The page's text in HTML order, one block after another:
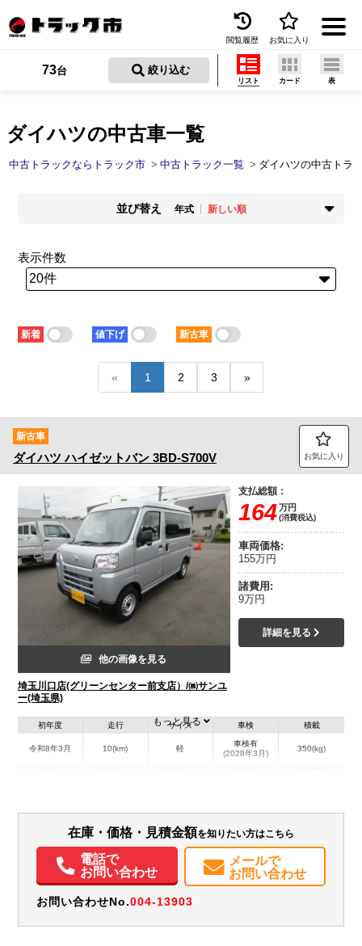
トラック買取
トラック市とは
保存した検索条件
トラック市FC会員専用ページはこちら
ログイン
閲覧履歴 お気に入り
ダイハツの中古車一覧
73台 絞り込む
リスト カード 表
中古トラックならトラック市 中古トラック一覧 ダイハツの中古トラ
並び替え 年式
新しい順
新着順
走行距離
少ない順
多い順
価格
安い順
高い順
少ない順
多い順
短い順
表示件数
新着 値下げ 新古車
« 1 2 3 »
新古車
ダイハツ ハイゼットバン 3BD-S700V お気に入り
他の画像を見る
埼玉川口店(グリーンセンター前支店）/㈱サンユ
ー(埼玉県)
支払総額：
164万円
(消費税込)
車両価格:
155万円
諸費用:
9万円
詳細を見る
初年度
令和8年3月
走行
10(km)
サイズ
軽
車検
車検有
(2028年3月)
積載
350(kg)
装備情報
エアコン パワステ パワーウィンドウ エアバッグ
集中ドアロック
カーナビ
TV バックモニター 記録簿（一部含む）
取扱説明書（一部含む）
もっと見る
在庫・価格・見積金額を知りたい方はこちら
電話で
お問い合わせ
メールで
お問い合わせ
お問い合わせNo.004-13903